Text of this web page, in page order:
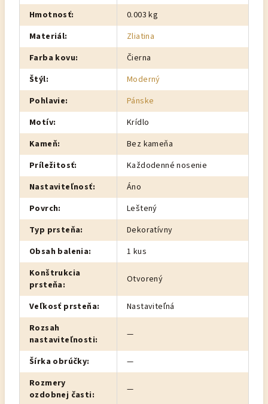
Hmotnosť:
0.003 kg
Materiál:
Zliatina
Farba kovu:
Čierna
Štýl:
Moderný
Pohlavie:
Pánske
Motív:
Krídlo
Kameň:
Bez kameňa
Príležitosť:
Každodenné nosenie
Nastaviteľnosť:
Áno
Povrch:
Leštený
Typ prsteňa:
Dekoratívny
Obsah balenia:
1 kus
Konštrukcia
prsteňa: Otvorený
Veľkosť prsteňa:
Nastaviteľná
Rozsah
nastaviteľnosti: —
Šírka obrúčky:
—
Rozmery
ozdobnej časti: —